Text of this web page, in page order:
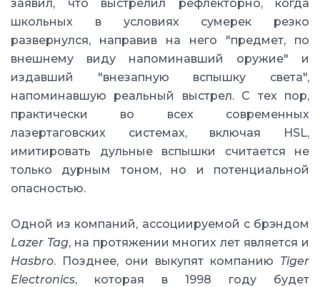
заявил, что выстрелил рефлекторно, когда
школьных в условиях сумерек резко
развернулся, направив на него "предмет, по
внешнему виду напоминавший оружие" и
издавший "внезапную вспышку света",
напоминавшую реальный выстрел. С тех пор,
практически во всех современных
лазертаговских системах, включая HSL,
имитировать дульные вспышки считается не
только дурным тоном, но и потенциальной
опасностью.
Одной из компаний, ассоциируемой с брэндом
Lazer Tag, на протяжении многих лет является и
Hasbro. Позднее, они выкупят компанию Tiger
Electronics, которая в 1998 году будет